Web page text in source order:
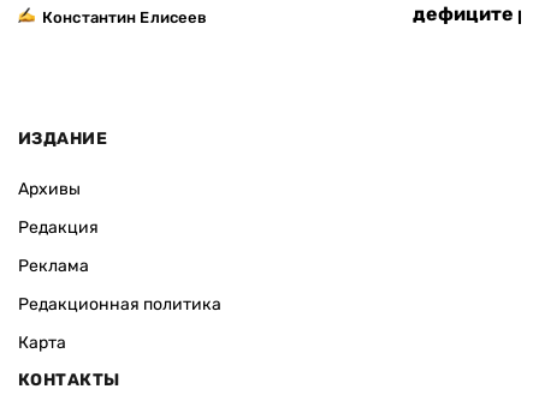
Константин Елисеев
дефиците
ИЗДАНИЕ
Архивы
Редакция
Реклама
Редакционная политика
Карта
КОНТАКТЫ